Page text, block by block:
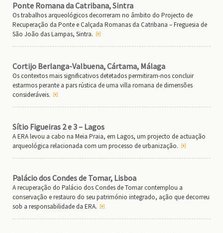
Ponte Romana da Catribana, Sintra
Os trabalhos arqueológicos decorreram no âmbito do Projecto de
Recuperação da Ponte e Calçada Romanas da Catribana – Freguesia de
São João das Lampas, Sintra.
Cortijo Berlanga-Valbuena, Cártama, Málaga
Os contextos mais significativos detetados permitiram-nos concluir
estarmos perante a pars rústica de uma villa romana de dimensões
consideráveis.
Sítio Figueiras 2 e 3 – Lagos
A ERA levou a cabo na Meia Praia, em Lagos, um projecto de actuação
arqueológica relacionada com um processo de urbanização.
Palácio dos Condes de Tomar, Lisboa
A recuperação do Palácio dos Condes de Tomar contemplou a
conservação e restauro do seu património integrado, ação que decorreu
sob a responsabilidade da ERA.